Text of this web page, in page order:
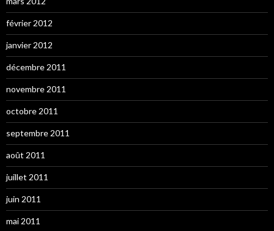
février 2012
janvier 2012
décembre 2011
novembre 2011
octobre 2011
septembre 2011
août 2011
juillet 2011
juin 2011
mai 2011